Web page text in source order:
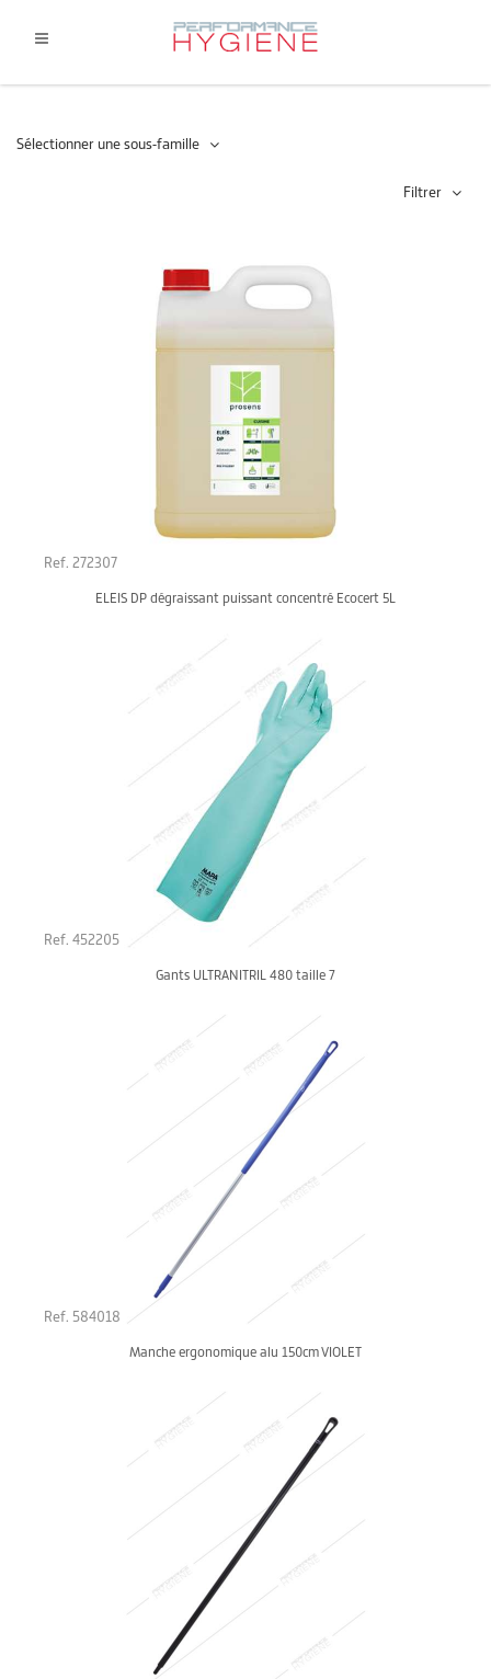
Sélectionner une sous-famille
Filtrer
Ref. 272307
ELEIS DP dégraissant puissant concentré Ecocert 5L
Ref. 452205
Gants ULTRANITRIL 480 taille 7
Ref. 584018
Manche ergonomique alu 150cm VIOLET